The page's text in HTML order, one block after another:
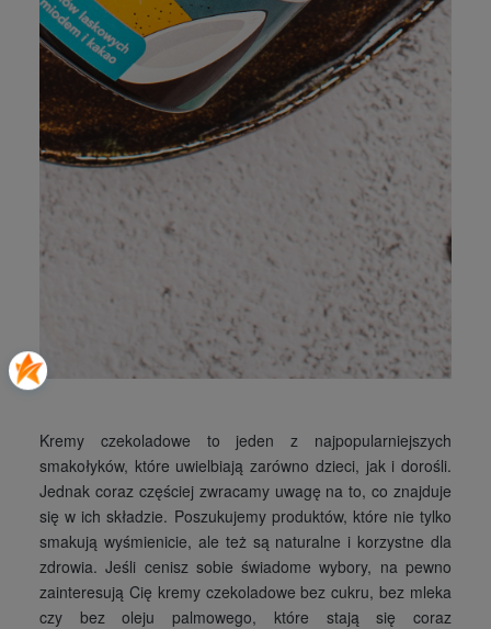
Kremy czekoladowe to jeden z najpopularniejszych
smakołyków, które uwielbiają zarówno dzieci, jak i dorośli.
Jednak coraz częściej zwracamy uwagę na to, co znajduje
się w ich składzie. Poszukujemy produktów, które nie tylko
smakują wyśmienicie, ale też są naturalne i korzystne dla
zdrowia. Jeśli cenisz sobie świadome wybory, na pewno
zainteresują Cię kremy czekoladowe bez cukru, bez mleka
czy bez oleju palmowego, które stają się coraz